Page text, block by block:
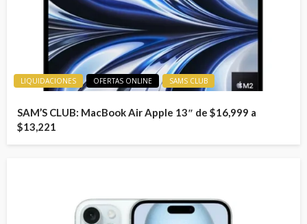
LIQUIDACIONES OFERTAS ONLINE SAMS CLUB
SAM’S CLUB: MacBook Air Apple 13″ de $16,999 a
$13,221